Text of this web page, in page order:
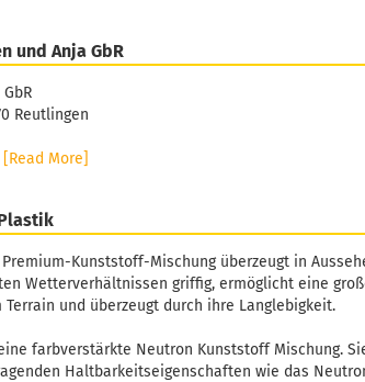
und Anja GbR
Reutlingen
[Read More]
Premium-Kunststoff-Mischung überzeugt in
Wetterverhältnissen griffig, ermöglicht eine
Terrain und überzeugt durch ihre Langlebigkeit.
farbverstärkte Neutron Kunststoff Mischung.
Haltbarkeitseigenschaften wie das